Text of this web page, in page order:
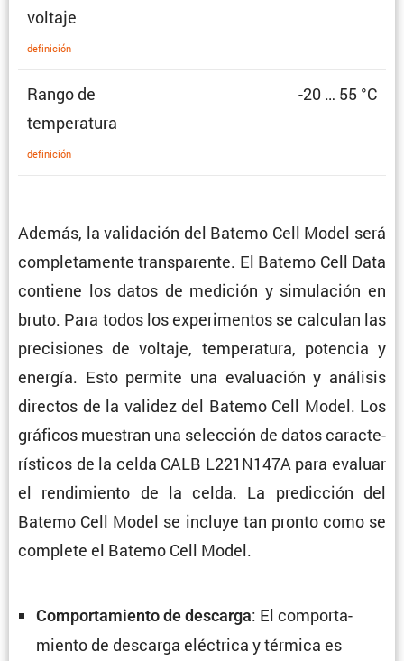
voltaje
defini­ción
Rango de
temperatura
defini­ción
-20 … 55 °C
Además, la valida­ción del Batemo Cell Model será
comple­ta­mente trans­pa­rente. El Batemo Cell Data
contiene los datos de medición y simula­ción en
bruto. Para todos los experi­mentos se calculan las
preci­siones de voltaje, tempe­ra­tura, potencia y
energía. Esto permite una evalua­ción y análisis
directos de la validez del Batemo Cell Model. Los
gráficos muestran una selec­ción de datos carac­te­
rís­ticos de la celda CALB L221N147A para evaluar
el rendi­miento de la celda. La predic­ción del
Batemo Cell Model se incluye tan pronto como se
complete el Batemo Cell Model.
Compor­ta­miento de descarga: El compor­ta­
miento de descarga eléctrica y térmica es